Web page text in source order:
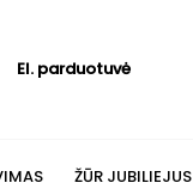
El. parduotuvė
ŽŪR JUBILIEJUS